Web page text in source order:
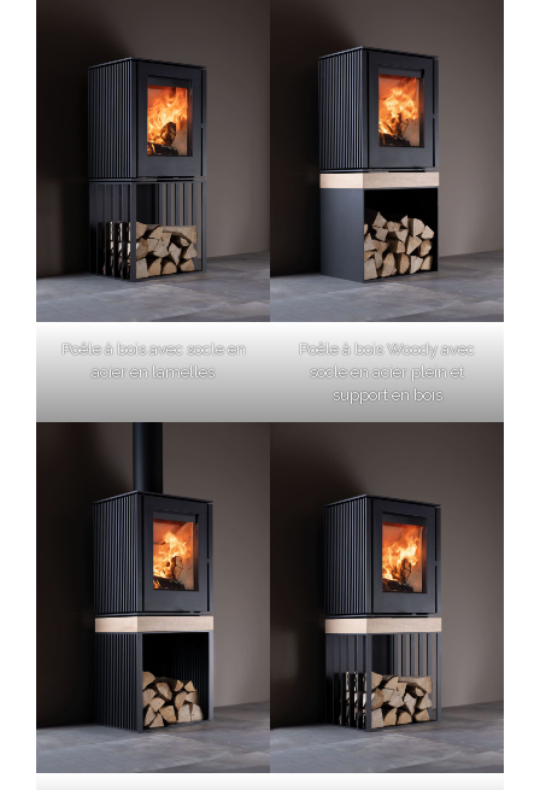
Poêle à bois avec socle en
acier en lamelles
Poêle à bois Woody avec
socle en acier plein et
support en bois